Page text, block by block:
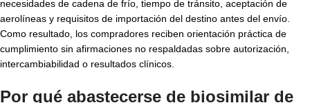
necesidades de cadena de frío, tiempo de tránsito, aceptación de
aerolíneas y requisitos de importación del destino antes del envío.
Como resultado, los compradores reciben orientación práctica de
cumplimiento sin afirmaciones no respaldadas sobre autorización,
intercambiabilidad o resultados clínicos.
Por qué abastecerse de biosimilar de